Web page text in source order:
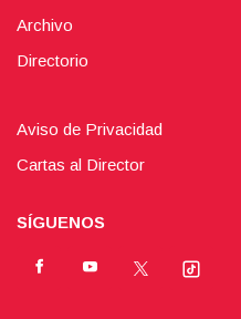
Archivo
Directorio
Aviso de Privacidad
Cartas al Director
SÍGUENOS